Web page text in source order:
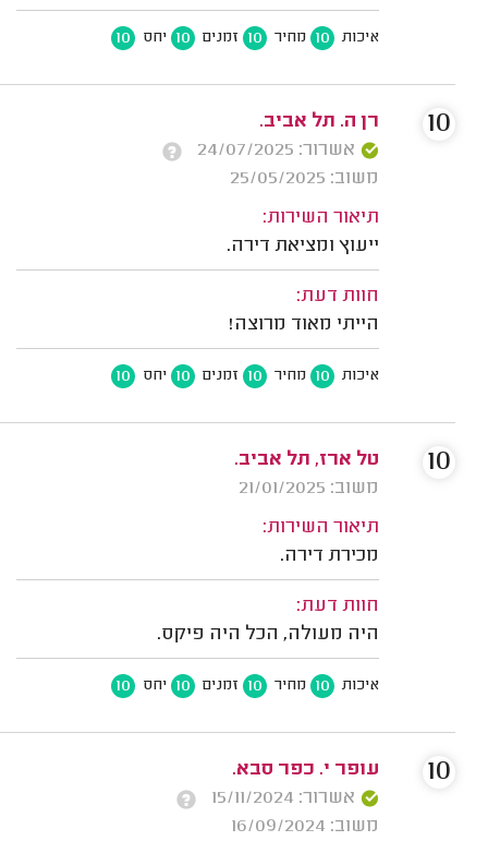
איכות 10 מחיר 10 זמנים 10 יחס 10
רן ה. תל אביב.
אשרור: 24/07/2025
משוב: 25/05/2025
תיאור השירות:
ייעוץ ומציאת דירה.
חוות דעת:
הייתי מאוד מרוצה!
איכות 10 מחיר 10 זמנים 10 יחס 10
10
טל ארז, תל אביב.
משוב: 21/01/2025
תיאור השירות:
מכירת דירה.
חוות דעת:
היה מעולה, הכל היה פיקס.
איכות 10 מחיר 10 זמנים 10 יחס 10
10
עופר י. כפר סבא.
אשרור: 15/11/2024
משוב: 16/09/2024
10